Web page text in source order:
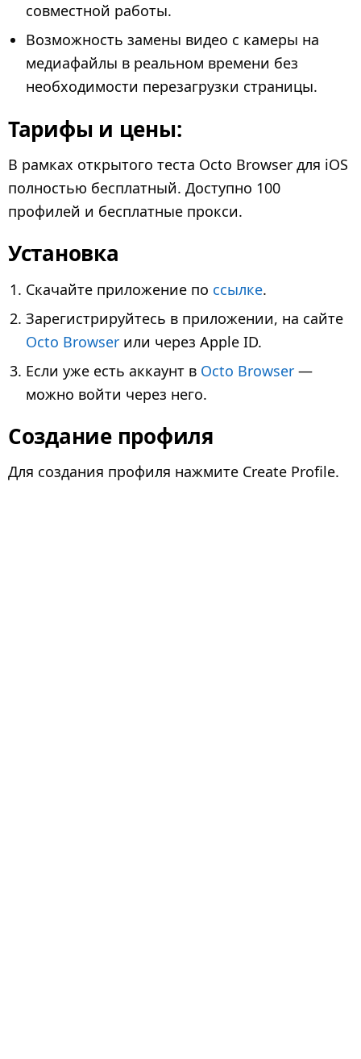
совместной работы.
Возможность замены видео с камеры на
медиафайлы в реальном времени без
необходимости перезагрузки страницы.
Тарифы и цены:
В рамках открытого теста Octo Browser для iOS
полностью бесплатный. Доступно 100
профилей и бесплатные прокси.
Установка
Скачайте приложение по ссылке.
Зарегистрируйтесь в приложении, на сайте
Octo Browser или через Apple ID.
Если уже есть аккаунт в Octo Browser —
можно войти через него.
Создание профиля
Для создания профиля нажмите Create Profile.